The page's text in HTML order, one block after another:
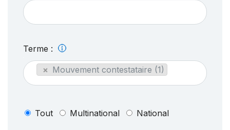
Terme :
× Mouvement contestataire (1)
Tout Multinational National